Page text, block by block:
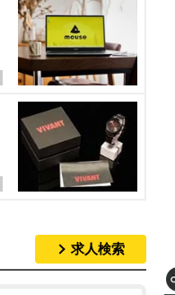
求人検索